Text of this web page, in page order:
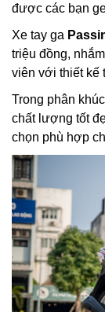
được các bạn
Xe tay ga
triệu đồng,
viên với thiết kế
Trong phân
chất lượng tốt
chọn phù hợp